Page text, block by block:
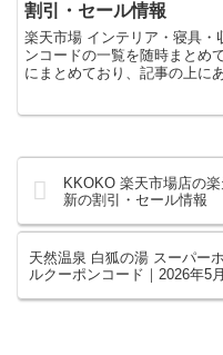
割引・セール情報
楽天市場 インテリア・寝具
ンコードの一覧を随時まとめ
にまとめており、記事の上に
KKOKO 楽天市場店の
新の割引・セール情報
天然温泉 白狐の湯 スーパー
ルクーポンコード｜2026年5